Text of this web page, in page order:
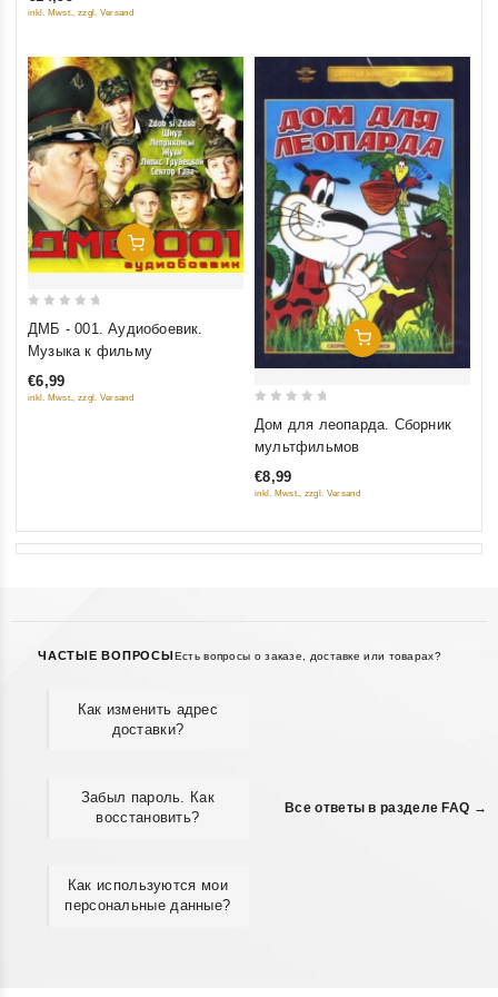
inkl. Mwst., zzgl. Versand
Добавить В Корзину
out
5
ДМБ - 001. Аудиобоевик.
Музыка к фильму
€6,99
inkl. Mwst., zzgl. Versand
Добавить В Корзину
out
5
Дом для леопарда. Сборник
мультфильмов
€8,99
inkl. Mwst., zzgl. Versand
ЧАСТЫЕ ВОПРОСЫ Есть вопросы о заказе, доставке или товарах?
Как изменить адрес
доставки?
Забыл пароль. Как
восстановить?
Как используются мои
персональные данные?
Все ответы в разделе FAQ →